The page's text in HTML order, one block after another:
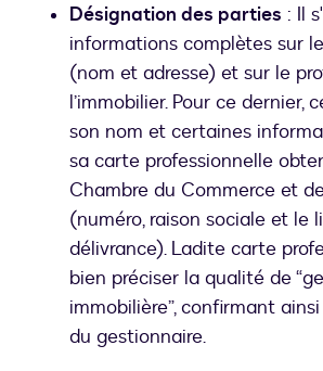
Désignation des parties : Il
informations complètes sur
(nom et adresse) et sur le
l’immobilier. Pour ce dernier,
son nom et certaines
sa carte professionnelle
Chambre du Commerce et
(numéro, raison sociale et le
délivrance). Ladite carte
bien préciser la qualité de
immobilière”, confirmant
du gestionnaire.